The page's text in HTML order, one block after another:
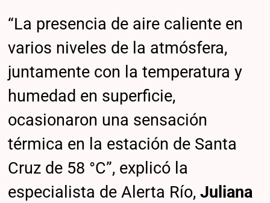
“La presencia de aire caliente en
varios niveles de la atmósfera,
juntamente con la temperatura y
humedad en superficie,
ocasionaron una sensación
térmica en la estación de Santa
Cruz de 58 °C”, explicó la
especialista de Alerta Río,Juliana